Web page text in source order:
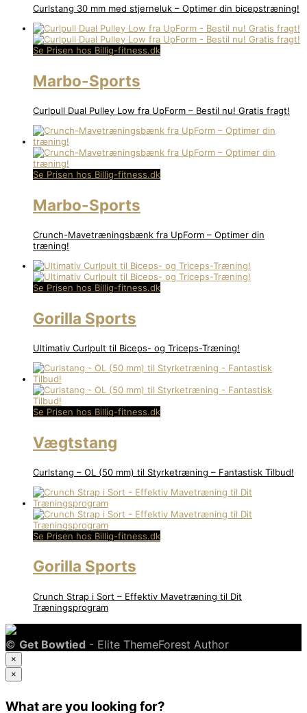
Curlstang 30 mm med stjerneluk – Optimer din bicepstræning!
Se Prisen hos Billig-fitness.dk
Marbo-Sports
Curlpull Dual Pulley Low fra UpForm – Bestil nu! Gratis fragt!
Se Prisen hos Billig-fitness.dk
Marbo-Sports
Crunch-Mavetræningsbænk fra UpForm – Optimer din
træning!
Se Prisen hos Billig-fitness.dk
Gorilla Sports
Ultimativ Curlpult til Biceps- og Triceps-Træning!
Se Prisen hos Billig-fitness.dk
Vægtstang
Curlstang – OL (50 mm) til Styrketræning – Fantastisk Tilbud!
Se Prisen hos Billig-fitness.dk
Gorilla Sports
Crunch Strap i Sort – Effektiv Mavetræning til Dit
Træningsprogram
© Get Bowtied - Elite ThemeForest Author
×
×
What are you looking for?